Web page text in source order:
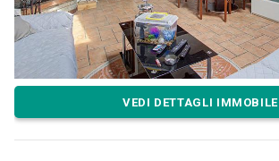
VEDI DETTAGLI IMMOBILE